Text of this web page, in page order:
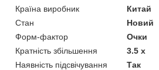
Країна виробник
Китай
Стан
Новий
Форм-фактор
Очки
Кратність збільшення
3.5 х
Наявність підсвічування
Так